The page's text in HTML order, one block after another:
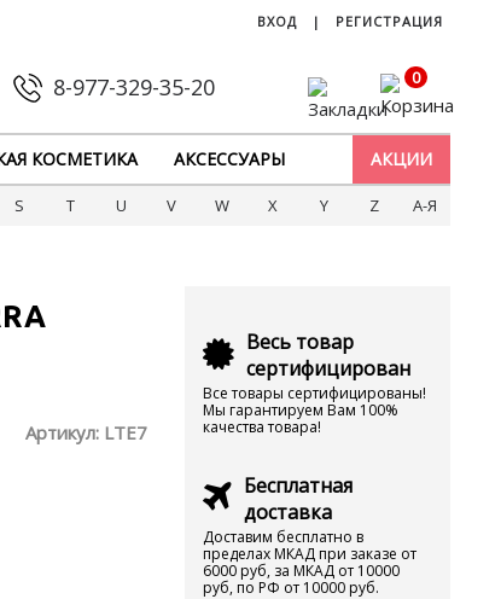
ВХОД | РЕГИСТРАЦИЯ
8-977-329-35-20 0
КОСМЕТИКА АКСЕССУАРЫ АКЦИИ
S T U V W X Y Z А-Я
Весь товар
сертифицирован
Все товары сертифицированы!
Мы гарантируем Вам 100%
качества товара!
Бесплатная
доставка
Доставим бесплатно в
пределах МКАД при заказе от
6000 руб, за МКАД от 10000
руб, по РФ от 10000 руб.
Артикул: LTE7